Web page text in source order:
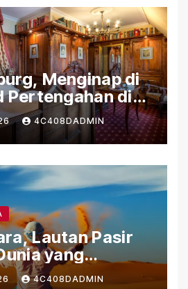
Menginap di
Pertengahan di
Rhein4C408DADMIN
Lautan Pasir
yang
dan
4C408DADMIN